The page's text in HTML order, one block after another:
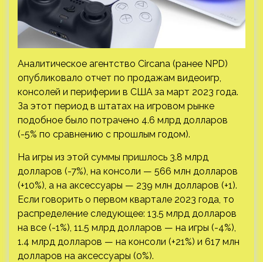
Аналитическое агентство Circana (ранее NPD)
опубликовало отчет по продажам видеоигр,
консолей и периферии в США за март 2023 года.
За этот период в штатах на игровом рынке
подобное было потрачено 4.6 млрд долларов
(-5% по сравнению с прошлым годом).
На игры из этой суммы пришлось 3.8 млрд
долларов (-7%), на консоли — 566 млн долларов
(+10%), а на аксессуары — 239 млн долларов (+1).
Если говорить о первом квартале 2023 года, то
распределение следующее: 13.5 млрд долларов
на все (-1%), 11.5 млрд долларов — на игры (-4%),
1.4 млрд долларов — на консоли (+21%) и 617 млн
долларов на аксессуары (0%).